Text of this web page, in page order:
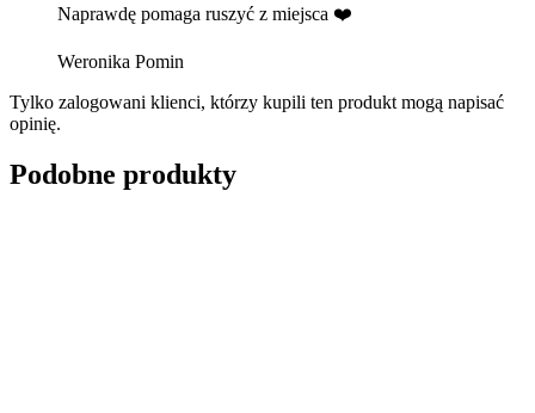
Naprawdę pomaga ruszyć z miejsca ❤️
Weronika Pomin
Tylko zalogowani klienci, którzy kupili ten produkt mogą napisać
opinię.
Podobne produkty